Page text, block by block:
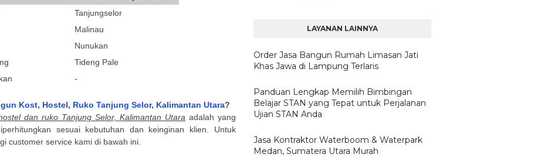
Tanjungselor
Malinau
Nunukan
Tideng Pale
-
Kost, Hostel, Ruko Tanjung Selor, Kalimantan Utara?
dan ruko Tanjung Selor, Kalimantan Utara adalah yang
sesuai kebutuhan dan keinginan klien. Untuk
customer service kami di bawah ini.
LAYANAN LAINNYA
Order Jasa Bangun Rumah Limasan Jati
Khas Jawa di Lampung Terlaris
Panduan Lengkap Memilih Bimbingan
Belajar STAN yang Tepat untuk Perjalanan
Ujian STAN Anda
Jasa Kontraktor Waterboom & Waterpark
Medan, Sumatera Utara Murah